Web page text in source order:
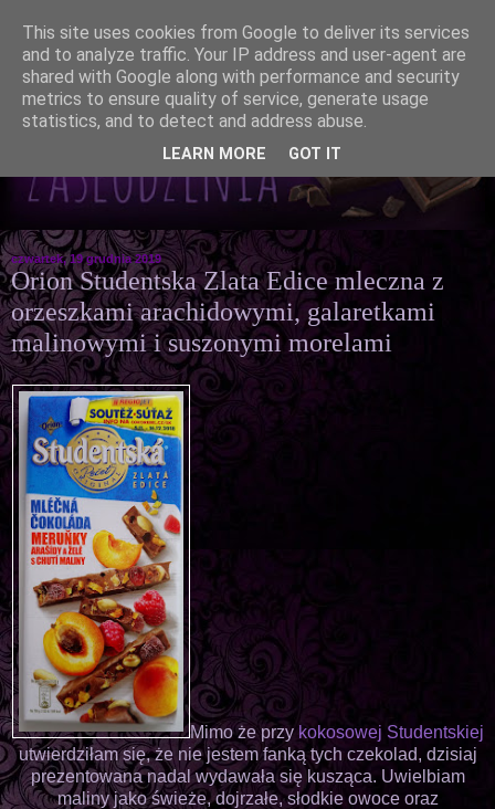
czwartek, 19 grudnia 2019
Orion Studentska Zlata Edice mleczna z
orzeszkami arachidowymi, galaretkami
malinowymi i suszonymi morelami
Mimo że przy kokosowej Studentskiej
utwierdziłam się, że nie jestem fanką tych czekolad, dzisiaj
prezentowana nadal wydawała się kusząca. Uwielbiam
maliny jako świeże, dojrzałe, słodkie owoce oraz
This site uses cookies from Google to deliver its services
and to analyze traffic. Your IP address and user-agent are
shared with Google along with performance and security
metrics to ensure quality of service, generate usage
statistics, and to detect and address abuse.
LEARN MORE GOT IT